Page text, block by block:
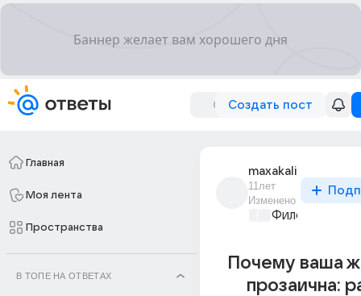
Создать пост
Главная
Моя лента
Пространства
В ТОПЕ НА ОТВЕТАХ
maxakali
11лет
Изменено
Философский
Почему ваша
прозаична: